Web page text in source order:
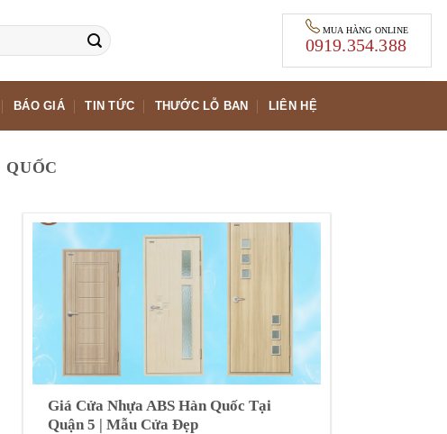
MUA HÀNG ONLINE
0919.354.388
BÁO GIÁ TIN TỨC THƯỚC LỖ BAN LIÊN HỆ
Giá Cửa Nhựa ABS Hàn Quốc Tại
Quận 5 | Mẫu Cửa Đẹp